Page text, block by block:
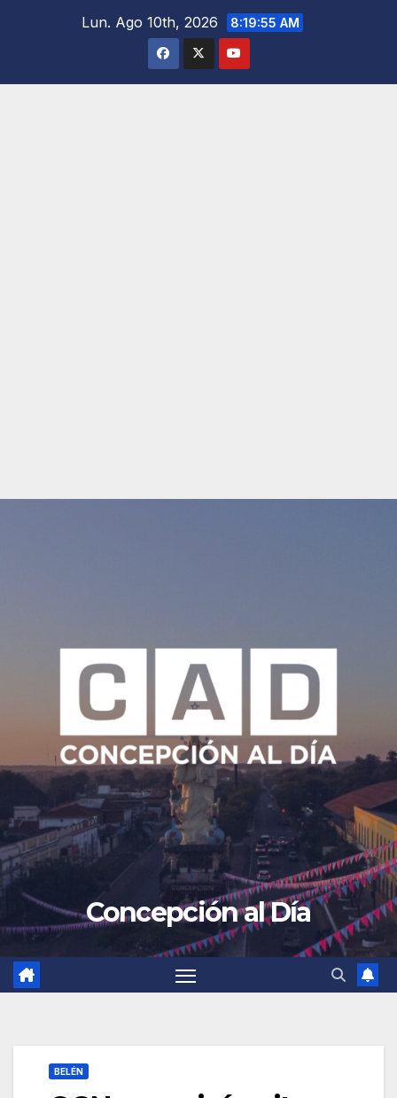
Lun. Ago 10th, 2026 8:19:56 AM
Concepción al Día
BELÉN